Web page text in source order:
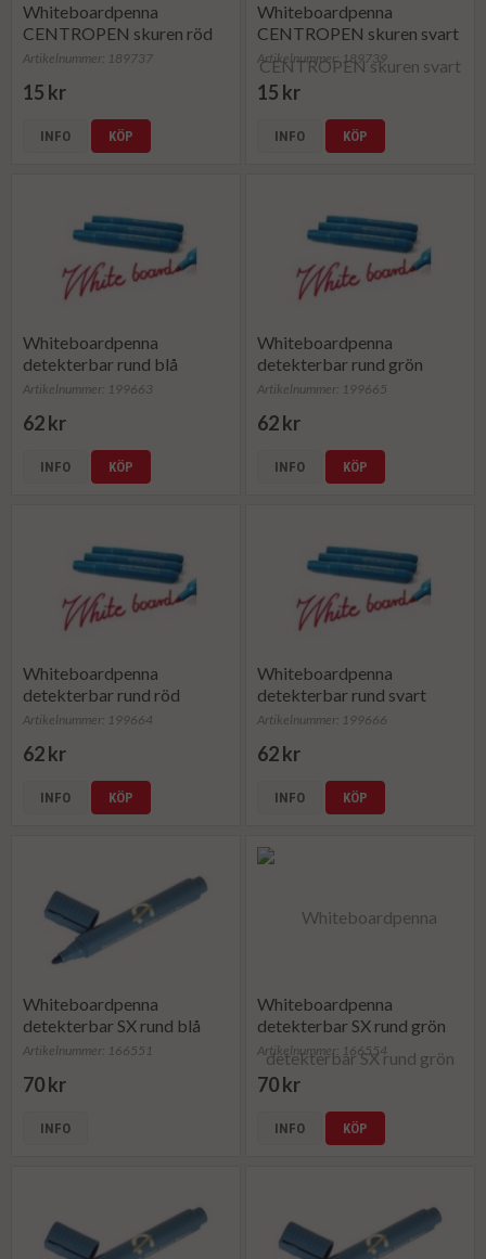
Whiteboardpenna
CENTROPEN skuren röd
Artikelnummer: 189737
15 kr
INFO KÖP
Whiteboardpenna
CENTROPEN skuren svart
Artikelnummer: 189739
15 kr
INFO KÖP
Whiteboardpenna
detekterbar rund blå
Artikelnummer: 199663
62 kr
INFO KÖP
Whiteboardpenna
detekterbar rund grön
Artikelnummer: 199665
62 kr
INFO KÖP
Whiteboardpenna
detekterbar rund röd
Artikelnummer: 199664
62 kr
INFO KÖP
Whiteboardpenna
detekterbar rund svart
Artikelnummer: 199666
62 kr
INFO KÖP
Whiteboardpenna
detekterbar SX rund blå
Artikelnummer: 166551
70 kr
INFO
Whiteboardpenna
detekterbar SX rund grön
Artikelnummer: 166554
70 kr
INFO KÖP